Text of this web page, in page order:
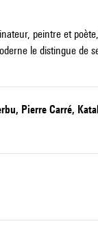
peintre et
le distingue de
Pierre Carré,